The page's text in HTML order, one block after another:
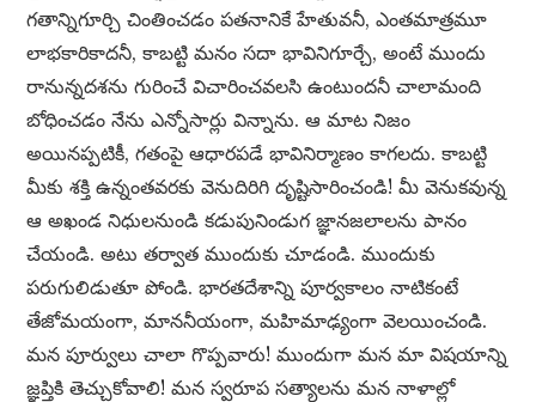
గతాన్నిగూర్చి చింతించడం పతనానికే హేతువనీ, ఎంతమాత్రమూ
లాభకారికాదనీ, కాబట్టి మనం సదా భావినిగూర్చే, అంటే ముందు
రానున్నదశను గురించే విచారించవలసి ఉంటుందనీ చాలామంది
బోధించడం నేను ఎన్నోసార్లు విన్నాను. ఆ మాట నిజం
అయినప్పటికీ, గతంపై ఆధారపడే భావినిర్మాణం కాగలదు. కాబట్టి
మీకు శక్తి ఉన్నంతవరకు వెనుదిరిగి దృష్టిసారించండి! మీ వెనుకవున్న
ఆ అఖండ నిధులనుండి కడుపునిండుగ జ్ఞానజలాలను పానం
చేయండి. అటు తర్వాత ముందుకు చూడండి. ముందుకు
పరుగులిడుతూ పోండి. భారతదేశాన్ని పూర్వకాలం నాటికంటే
తేజోమయంగా, మాననీయంగా, మహిమాఢ్యంగా వెలయించండి.
మన పూర్వులు చాలా గొప్పవారు! ముందుగా మన మా విషయాన్ని
జ్ఞప్తికి తెచ్చుకోవాలి! మన స్వరూప సత్యాలను మన నాళాల్లో